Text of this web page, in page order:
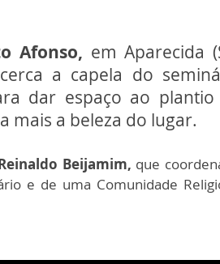
Afonso, em Aparecida
a capela do
dar espaço ao plantio
mais a beleza do lugar.
Beijamim, que
e de uma Comunidade